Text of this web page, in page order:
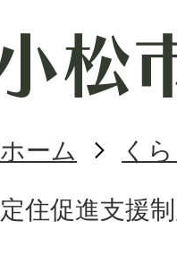
ホーム
く
定住促進支援